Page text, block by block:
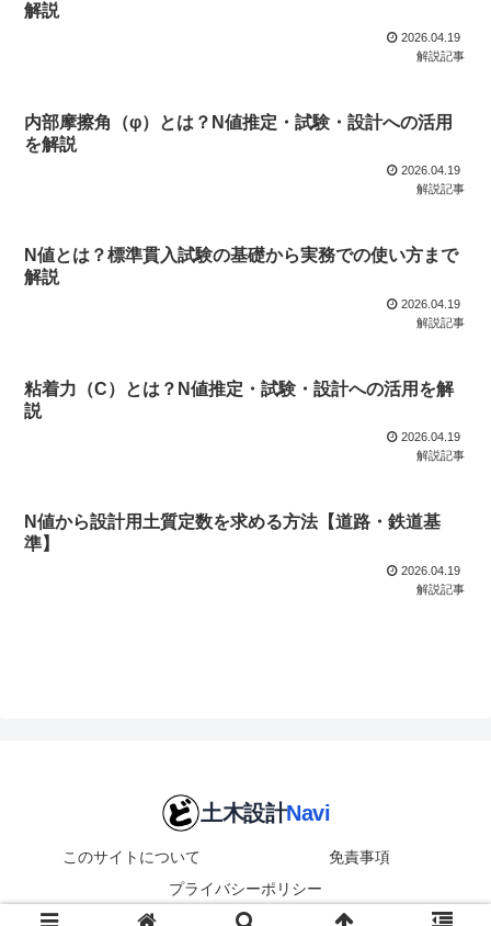
解説
2026.04.19
解説記事
内部摩擦角（φ）とは？N値推定・試験・設計への活用
を解説
2026.04.19
解説記事
N値とは？標準貫入試験の基礎から実務での使い方まで
解説
2026.04.19
解説記事
粘着力（C）とは？N値推定・試験・設計への活用を解
説
2026.04.19
解説記事
N値から設計用土質定数を求める方法【道路・鉄道基
準】
2026.04.19
解説記事
このサイトについて
免責事項
プライバシーポリシー